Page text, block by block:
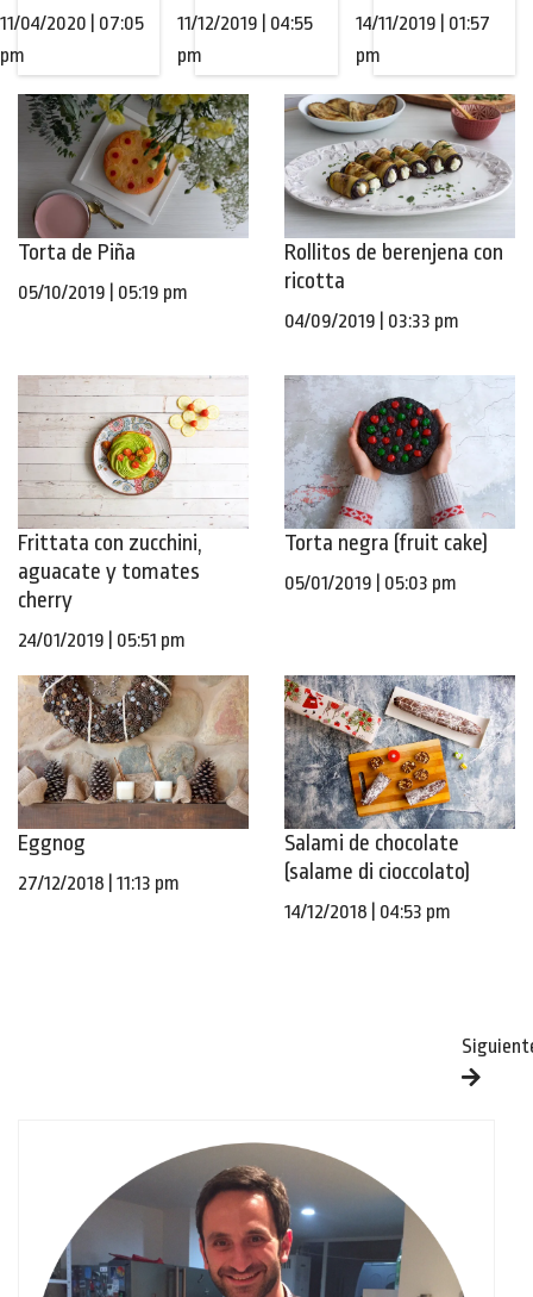
11/04/2020 | 07:05
pm
11/12/2019 | 04:55
pm
14/11/2019 | 01:57
pm
Torta de Piña
05/10/2019 | 05:19 pm
Rollitos de berenjena con
ricotta
04/09/2019 | 03:33 pm
Frittata con zucchini,
aguacate y tomates
cherry
24/01/2019 | 05:51 pm
Torta negra (fruit cake)
05/01/2019 | 05:03 pm
Eggnog
27/12/2018 | 11:13 pm
Salami de chocolate
(salame di cioccolato)
14/12/2018 | 04:53 pm